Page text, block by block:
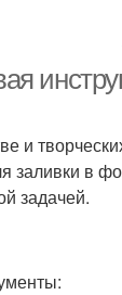
и
заливки в
задачей.